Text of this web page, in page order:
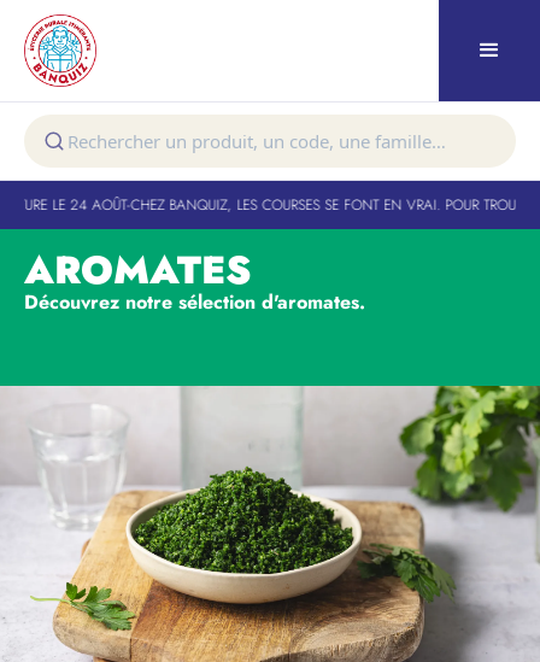
LE 24 AOÛT-CHEZ BANQUIZ, LES COURSES SE FONT EN VRAI. POUR TROUVER
AROMATES
Découvrez notre sélection d'aromates.